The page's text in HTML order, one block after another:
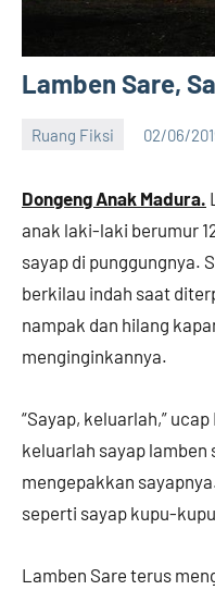
Lamben Sare,
Ruang Fiksi 02/06/
Dongeng Anak Madura.
anak laki-laki berumur
sayap di punggungnya.
berkilau indah saat
nampak dan hilang
menginginkannya.
“Sayap, keluarlah,”
keluarlah sayap lamben
mengepakkan
seperti sayap kupu-
Lamben Sare terus